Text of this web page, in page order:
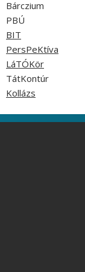
Bárczium
PBÚ
BIT
PersPeKtíva
LáTÓKör
TátKontúr
Kollázs